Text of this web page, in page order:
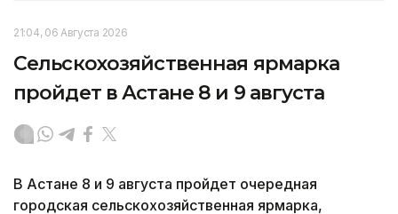
21:04, 06 Августа 2026
Сельскохозяйственная ярмарка
пройдет в Астане 8 и 9 августа
В Астане 8 и 9 августа пройдет очередная
городская сельскохозяйственная ярмарка,